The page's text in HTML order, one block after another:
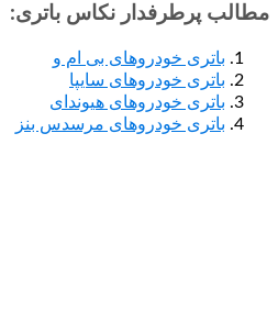
مطالب پرطرفدار نکاس باتری:
باتری خودروهای بی ام و
باتری خودروهای سایپا
باتری خودروهای هیوندای
باتری خودروهای مرسدس بنز